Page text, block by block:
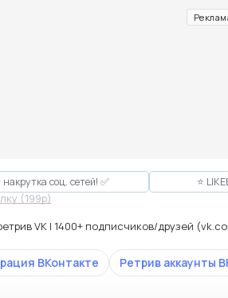
соц. сетей! ✅ ⭐️
(199p)
VK | 1400+ подписчиков/друзей
ВКонтакте Ретрив аккаунты